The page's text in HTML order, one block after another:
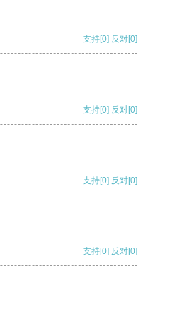
支持[0] 反对[0]
支持[0] 反对[0]
支持[0] 反对[0]
支持[0] 反对[0]